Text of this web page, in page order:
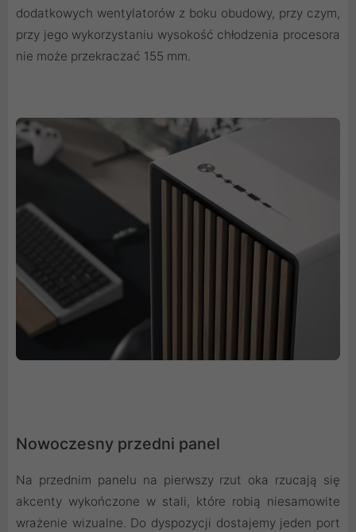
dodatkowych wentylatorów z boku obudowy, przy czym,
przy jego wykorzystaniu wysokość chłodzenia procesora
nie może przekraczać 155 mm.
Nowoczesny przedni panel
Na przednim panelu na pierwszy rzut oka rzucają się
akcenty wykończone w stali, które robią niesamowite
wrażenie wizualne. Do dyspozycji dostajemy jeden port